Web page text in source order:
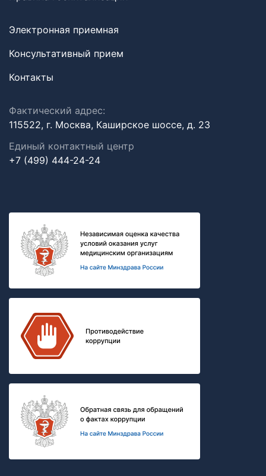
Электронная приемная
Консультативный прием
Контакты
Фактический адрес:
115522, г. Москва, Каширское шоссе, д. 23
Единый контактный центр
+7 (499) 444-24-24